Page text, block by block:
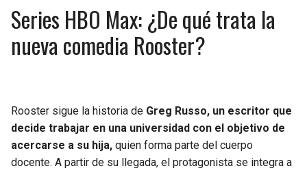
Series HBO Max: ¿De qué trata la
nueva comedia Rooster?
Rooster sigue la historia de Greg Russo, un escritor que
decide trabajar en una universidad con el objetivo de
acercarse a su hija, quien forma parte del cuerpo
docente. A partir de su llegada, el protagonista se integra a